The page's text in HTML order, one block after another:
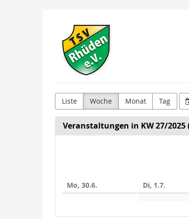
TSV
Rhüden
e.V.
Liste Woche Monat Tag
Veranstaltungen in KW 27/2025
Mo, 30.6. Di, 1.7.